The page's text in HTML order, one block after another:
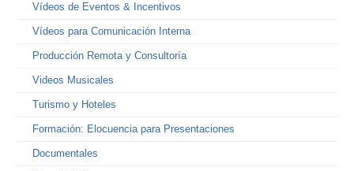
Vídeos de Eventos & Incentivos
Vídeos para Comunicación Interna
Producción Remota y Consultoría
Videos Musicales
Turismo y Hoteles
Formación: Elocuencia para Presentaciones
Documentales